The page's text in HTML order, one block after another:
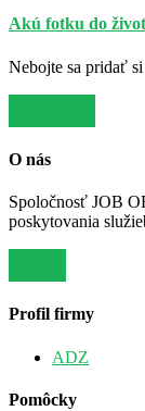
Akú fotku do
Nebojte sa pridať
O nás
Spoločnosť JOB
poskytovania
Profil firmy
ADZ
Pomôcky